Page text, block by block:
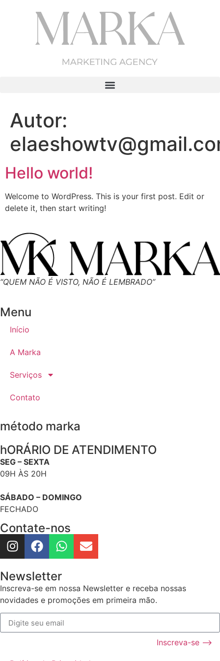
Autor:
Hello world!
Welcome to WordPress. This is your first post. Edit or
delete it, then start writing!
“QUEM NÃO É VISTO, NÃO É LEMBRADO”
Menu
Início
A Marka
Serviços
Contato
método marka
hORÁRIO DE ATENDIMENTO
SEG – SEXTA
09H ÀS 20H
SÁBADO – DOMINGO
FECHADO
Contate-nos
Newsletter
Inscreva-se em nossa Newsletter e receba nossas
novidades e promoções em primeira mão.
Inscreva-se ⟶